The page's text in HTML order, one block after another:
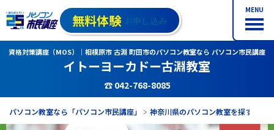
MENU
無料体験 お申し込み
資格対策講座（MOS）｜相模原市 古淵 町田市のパソコン教室なら パソコン市民講座
イトーヨーカドー古淵教室
☎ 042-768-8085
パソコン教室なら「パソコン市民講座」 神奈川県のパソコン教室を探す